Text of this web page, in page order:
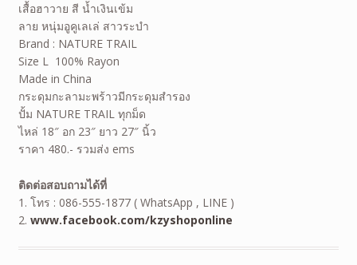
เสื้อฮาวาย สี น้ำเงินเข้ม
ลาย หนุ่มอูคูเลเล่ สาวระบำ
Brand : NATURE TRAIL
Size L 100% Rayon
Made in China
กระดุมกะลามะพร้าวมีกระดุมสำรอง
ปั้ม NATURE TRAIL ทุกม็ด
ไหล่ 18″ อก 23″ ยาว 27″ นิ้ว
ราคา 480.- รวมส่ง ems
ติดต่อสอบถามได้ที่
1. โทร : 086-555-1877 ( WhatsApp , LINE )
2. www.facebook.com/kzyshoponline